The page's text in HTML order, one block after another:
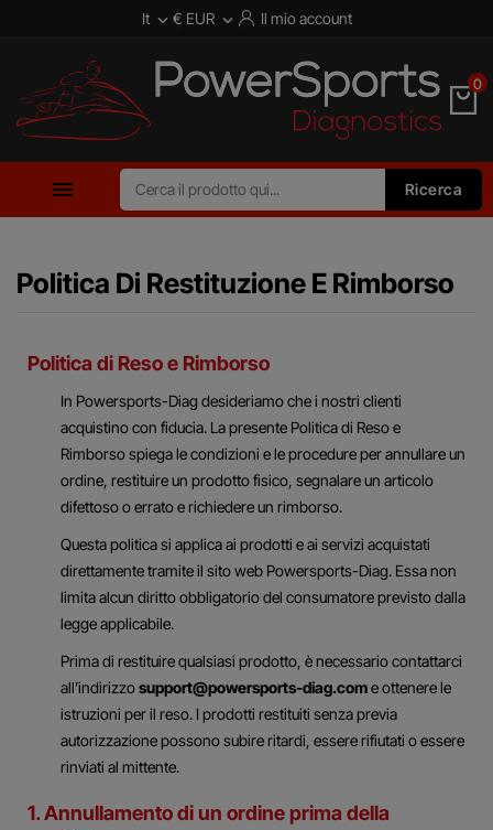
It  € EUR  Il mio account
0
 Ricerca
Politica Di Restituzione E Rimborso
Politica di Reso e Rimborso
In Powersports-Diag desideriamo che i nostri clienti
acquistino con fiducia. La presente Politica di Reso e
Rimborso spiega le condizioni e le procedure per annullare un
ordine, restituire un prodotto fisico, segnalare un articolo
difettoso o errato e richiedere un rimborso.
Questa politica si applica ai prodotti e ai servizi acquistati
direttamente tramite il sito web Powersports-Diag. Essa non
limita alcun diritto obbligatorio del consumatore previsto dalla
legge applicabile.
Prima di restituire qualsiasi prodotto, è necessario contattarci
all’indirizzosupport@powersports-diag.come ottenere le
istruzioni per il reso. I prodotti restituiti senza previa
autorizzazione possono subire ritardi, essere rifiutati o essere
rinviati al mittente.
1. Annullamento di un ordine prima della